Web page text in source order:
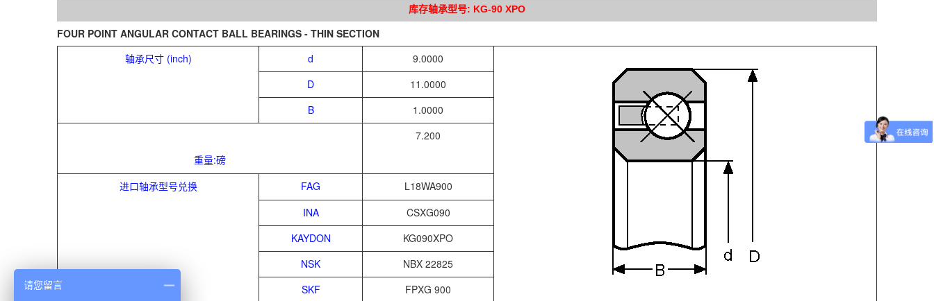
库存轴承型号: KG-90 XPO
FOUR POINT ANGULAR CONTACT BALL BEARINGS - THIN SECTION
轴承尺寸 (inch)
d
9.0000
D
11.0000
B
1.0000
重量:磅
7.200
进口轴承型号兑换 FAG
L18WA900
INA
CSXG090
KAYDON
KG090XPO
NSK
NBX 22825
SKF
FPXG 900
请您留言